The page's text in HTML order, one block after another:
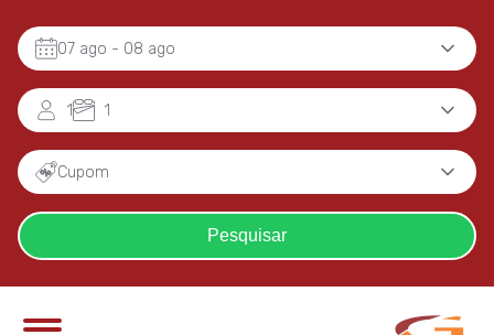
07 ago - 08 ago
1 1
Cupom
Pesquisar